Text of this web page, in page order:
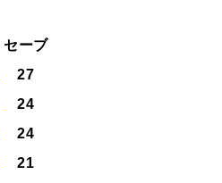
セーブ
27
24
24
21